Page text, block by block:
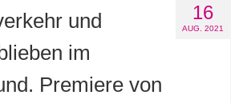
16
AUG. 2021
und
im
Premiere von